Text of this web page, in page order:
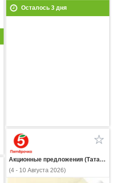
Осталось 3дня
Акционные предложения (Татарстан)
(4 - 10 Августа 2026)